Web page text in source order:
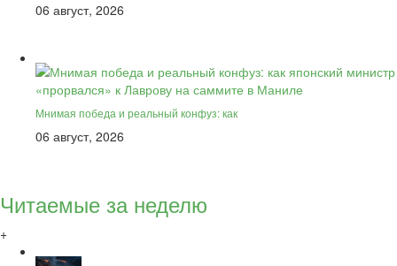
06 август, 2026
Мнимая победа и реальный конфуз: как
06 август, 2026
Читаемые за неделю
+